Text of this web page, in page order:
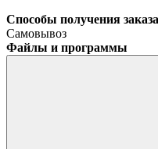
Способы получения заказа
Самовывоз
Файлы и программы